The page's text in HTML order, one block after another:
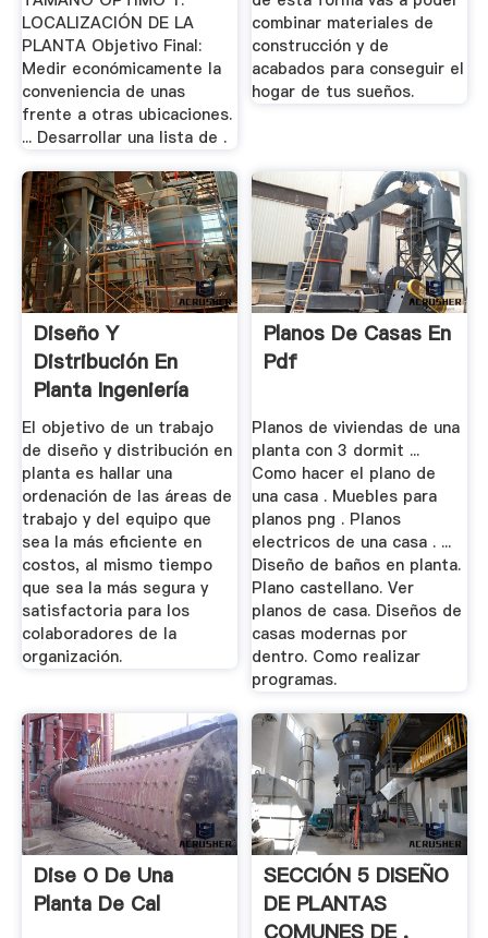
LOCALIZACIÓN DE LA
PLANTA Objetivo Final:
Medir económicamente la
conveniencia de unas
frente a otras ubicaciones.
... Desarrollar una lista de .
combinar materiales de
construcción y de
acabados para conseguir el
hogar de tus sueños.
Diseño Y
Distribución En
Planta Ingeniería
Industrial
El objetivo de un trabajo
de diseño y distribución en
planta es hallar una
ordenación de las áreas de
trabajo y del equipo que
sea la más eficiente en
costos, al mismo tiempo
que sea la más segura y
satisfactoria para los
colaboradores de la
organización.
Planos De Casas En
Pdf
Planos de viviendas de una
planta con 3 dormit ...
Como hacer el plano de
una casa . Muebles para
planos png . Planos
electricos de una casa . ...
Diseño de baños en planta.
Plano castellano. Ver
planos de casa. Diseños de
casas modernas por
dentro. Como realizar
programas.
Dise O De Una
Planta De Cal
SECCIÓN 5 DISEÑO
DE PLANTAS
COMUNES DE .